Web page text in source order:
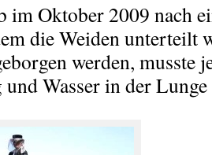
im Oktober 2009 nach
die Weiden unterteilt
werden, musste
Wasser in der